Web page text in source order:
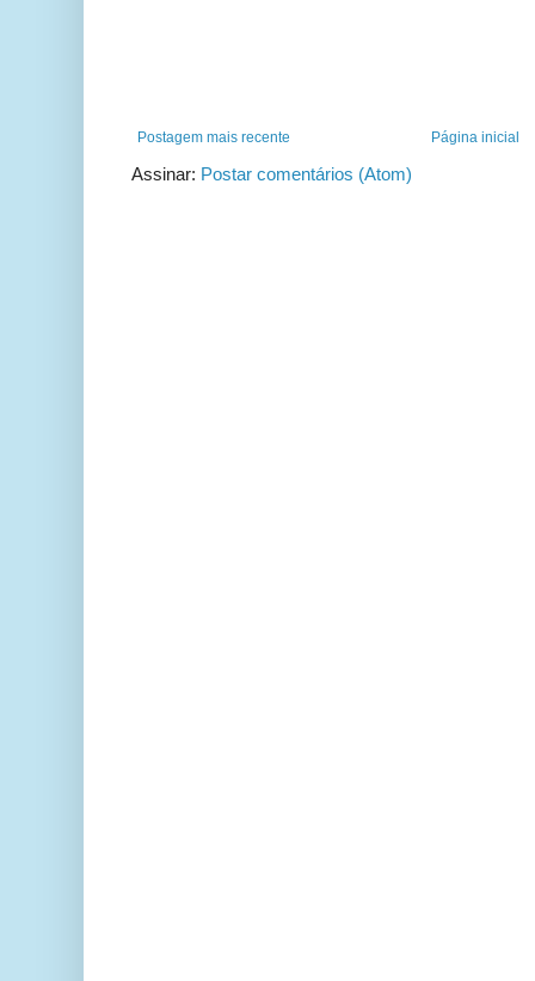
Postagem mais recente Página inicial
Assinar: Postar comentários (Atom)